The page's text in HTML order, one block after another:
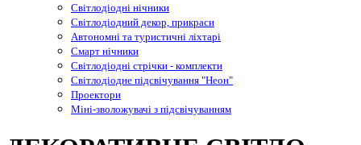
Світлодіодні нічники
Світлодіодний декор, прикраси
Автономні та туристичні ліхтарі
Смарт нічники
Світлодіодні стрічки - комплекти
Світлодіодне підсвічування "Неон"
Проектори
Міні-зволожувачі з підсвічуванням